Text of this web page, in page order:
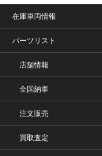
在庫車両情報
パーツリスト
店舗情報
全国納車
注文販売
買取査定